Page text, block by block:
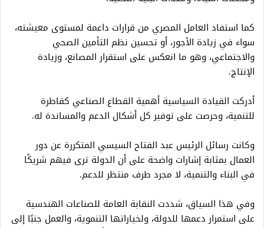
كما استفاد العامل المصري من قرارات داعمة لمستوى معيشته،
سواء في زيادة الأجور، أو تحسين نظم التأمين الصحي
والاجتماعي، وهو ما انعكس على استقرار المصانع، وزيادة
الإنتاج.
أدركت القيادة السياسية أهمية القطاع الصناعي كقاطرة
للتنمية، وحرصت على توفير كل أشكال الدعم والمساندة له.
وكانت رسائل الرئيس عبد الفتاح السيسي المتكررة عن دور
العمال بمثابة إشارات واضحة على أن الدولة ترى فيهم شريكًا
في البناء والتنمية، لا مجرد طرف منتظر للدعم.
وفي هذا السياق، شددت النقابة العامة للصناعات الهندسية
على استمرار دعمها للدولة، ولخياراتها التنموية، والعمل جنبًا إلى